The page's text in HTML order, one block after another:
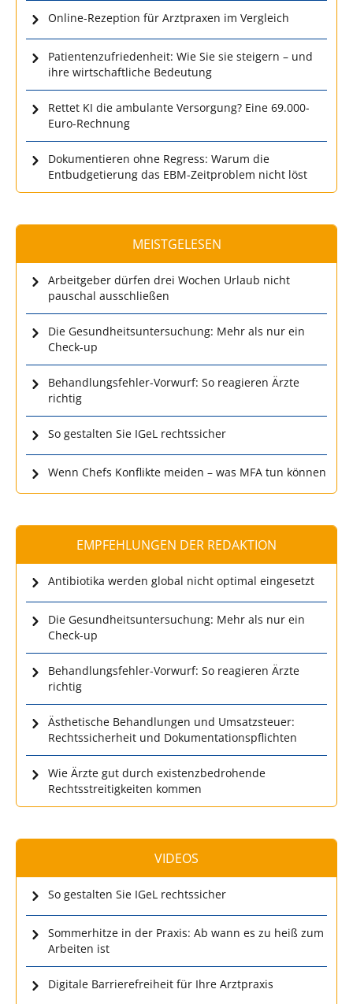
Online-Rezeption für Arztpraxen im Vergleich
Patientenzufriedenheit: Wie Sie sie steigern – und
ihre wirtschaftliche Bedeutung
Rettet KI die ambulante Versorgung? Eine 69.000-
Euro-Rechnung
Dokumentieren ohne Regress: Warum die
Entbudgetierung das EBM-Zeitproblem nicht löst
MEISTGELESEN
Arbeitgeber dürfen drei Wochen Urlaub nicht
pauschal ausschließen
Die Gesundheitsuntersuchung: Mehr als nur ein
Check-up
Behandlungsfehler-Vorwurf: So reagieren Ärzte
richtig
So gestalten Sie IGeL rechtssicher
Wenn Chefs Konflikte meiden – was MFA tun können
EMPFEHLUNGEN DER REDAKTION
Antibiotika werden global nicht optimal eingesetzt
Die Gesundheitsuntersuchung: Mehr als nur ein
Check-up
Behandlungsfehler-Vorwurf: So reagieren Ärzte
richtig
Ästhetische Behandlungen und Umsatzsteuer:
Rechtssicherheit und Dokumentationspflichten
Wie Ärzte gut durch existenzbedrohende
Rechtsstreitigkeiten kommen
VIDEOS
So gestalten Sie IGeL rechtssicher
Sommerhitze in der Praxis: Ab wann es zu heiß zum
Arbeiten ist
Digitale Barrierefreiheit für Ihre Arztpraxis